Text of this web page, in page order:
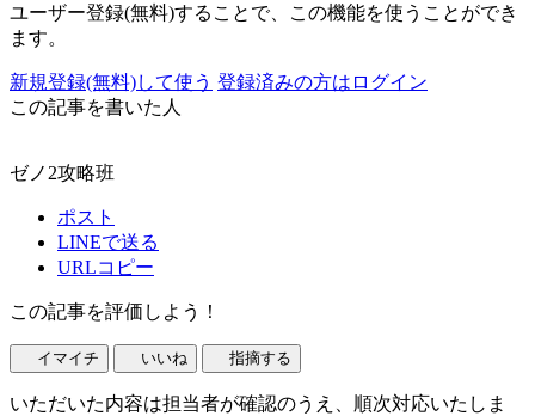
ユーザー登録(無料)することで、この機能を使うことができ
ます。
新規登録(無料)して使う 登録済みの方はログイン
この記事を書いた人
ゼノ2攻略班
ポスト
LINEで送る
URLコピー
この記事を評価しよう！
イマイチ いいね 指摘する
いただいた内容は担当者が確認のうえ、順次対応いたしま